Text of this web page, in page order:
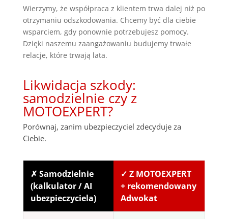
Wierzymy, że współpraca z klientem trwa dalej niż po
otrzymaniu odszkodowania. Chcemy być dla ciebie
wsparciem, gdy ponownie potrzebujesz pomocy.
Dzięki naszemu zaangażowaniu budujemy trwałe
relacje, które trwają lata.
Likwidacja szkody:
samodzielnie czy z
MOTOEXPERT?
Porównaj, zanim ubezpieczyciel zdecyduje za
Ciebie.
✗ Samodzielnie
(kalkulator / AI
ubezpieczyciela)
✓ Z MOTOEXPERT
+ rekomendowany
Adwokat